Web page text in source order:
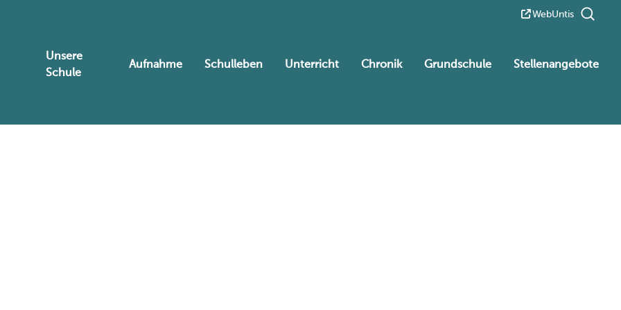
WebUntis
Unsere
Schule
Aufnahme Schulleben Unterricht Chronik Grundschule Stellenangebote